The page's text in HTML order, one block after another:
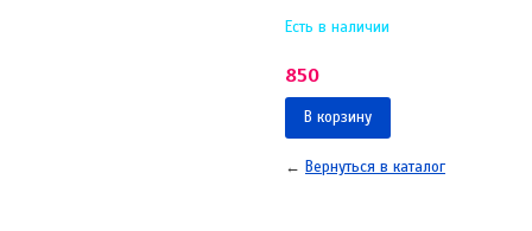
Есть в наличии
850
В корзину
← Вернуться в каталог